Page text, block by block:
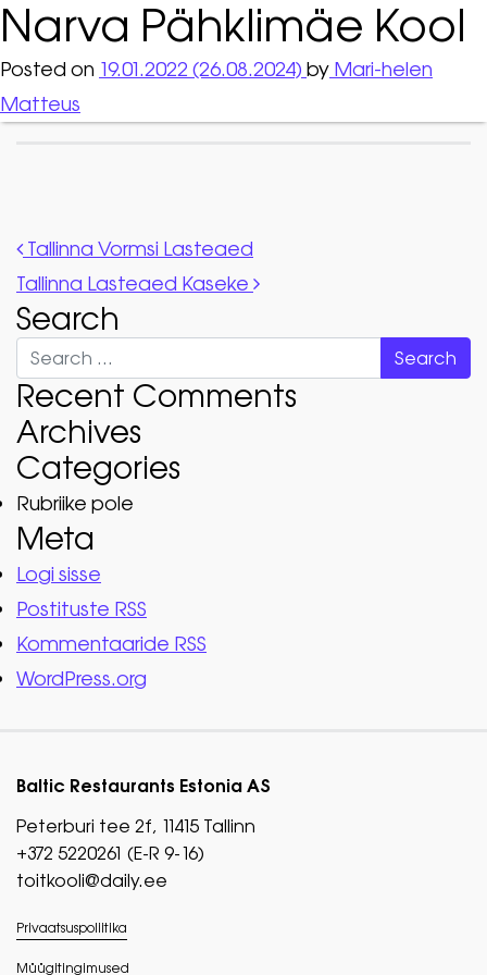
Narva Pähklimäe Kool
Posted on 19.01.2022 (26.08.2024) by Mari-helen
Matteus
Post navigation
Tallinna Vormsi Lasteaed
Tallinna Lasteaed Kaseke
Search
Search
Recent Comments
Archives
Categories
Rubriike pole
Meta
Logi sisse
Postituste RSS
Kommentaaride RSS
WordPress.org
Baltic Restaurants Estonia AS
Peterburi tee 2f, 11415 Tallinn
+372 5220261 (E-R 9-16)
toitkooli@daily.ee
Privaatsuspoliitika
Müügitingimused